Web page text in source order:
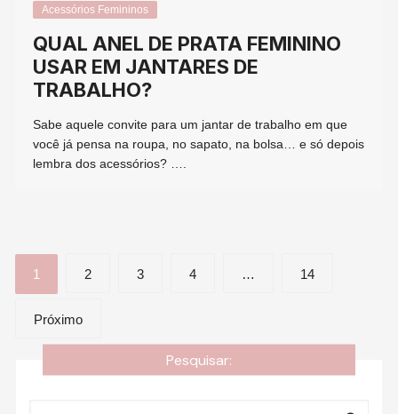
Acessórios Femininos
QUAL ANEL DE PRATA FEMININO
USAR EM JANTARES DE
TRABALHO?
Sabe aquele convite para um jantar de trabalho em que
você já pensa na roupa, no sapato, na bolsa… e só depois
lembra dos acessórios? ….
Navegação
por
posts
1 2 3 4 … 14
Próximo
Pesquisar: